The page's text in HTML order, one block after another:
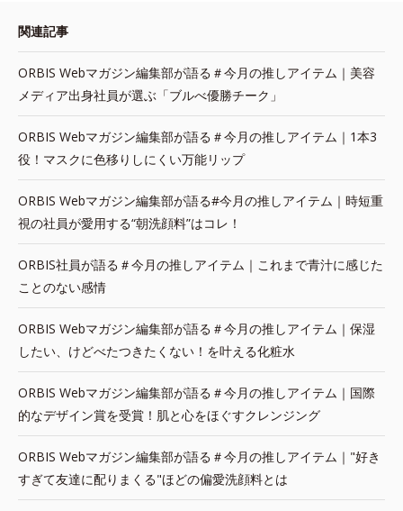
関連記事
ORBIS Webマガジン編集部が語る＃今月の推しアイテム｜美容
メディア出身社員が選ぶ「ブルべ優勝チーク」
ORBIS Webマガジン編集部が語る＃今月の推しアイテム｜1本3
役！マスクに色移りしにくい万能リップ
ORBIS Webマガジン編集部が語る#今月の推しアイテム｜時短重
視の社員が愛用する“朝洗顔料”はコレ！
ORBIS社員が語る＃今月の推しアイテム｜これまで青汁に感じた
ことのない感情
ORBIS Webマガジン編集部が語る＃今月の推しアイテム｜保湿
したい、けどべたつきたくない！を叶える化粧水
ORBIS Webマガジン編集部が語る＃今月の推しアイテム｜国際
的なデザイン賞を受賞！肌と心をほぐすクレンジング
ORBIS Webマガジン編集部が語る＃今月の推しアイテム｜"好き
すぎて友達に配りまくる"ほどの偏愛洗顔料とは